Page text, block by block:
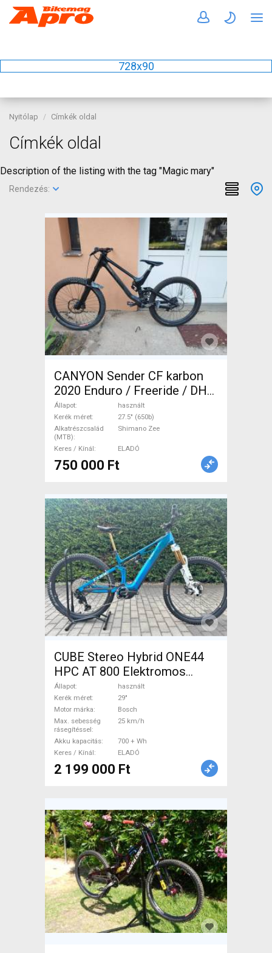
728x90
Nyitólap Címkék oldal
Címkék oldal
Description of the listing with the tag "Magic mary"
Rendezés:
CANYON Sender CF karbon
2020 Enduro / Freeride / DH
27.5" (650b) Shimano Zee
használt ELADÓ
Állapot
használt
Kerék méret
27.5" (650b)
Alkatrészcsalád
(MTB)
Shimano Zee
Keres / Kínál ELADÓ
750 000 Ft
CUBE Stereo Hybrid ONE44
HPC AT 800 Elektromos
Mountain Bike 29" össztelós
/ fully Bosch használt ELADÓ
Állapot
használt
Kerék méret
29"
Motor márka
Bosch
Max. sebesség
rásegítéssel
25 km/h
Akku kapacitás
700 + Wh
Keres / Kínál
ELADÓ
2 199 000 Ft